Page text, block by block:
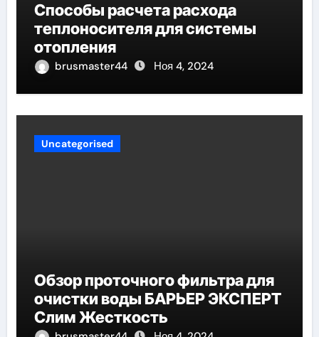
Способы расчета расхода
теплоносителя для системы
отопления
brusmaster44 Ноя 4, 2024
Uncategorised
Обзор проточного фильтра для
очистки воды БАРЬЕР ЭКСПЕРТ
Слим Жесткость